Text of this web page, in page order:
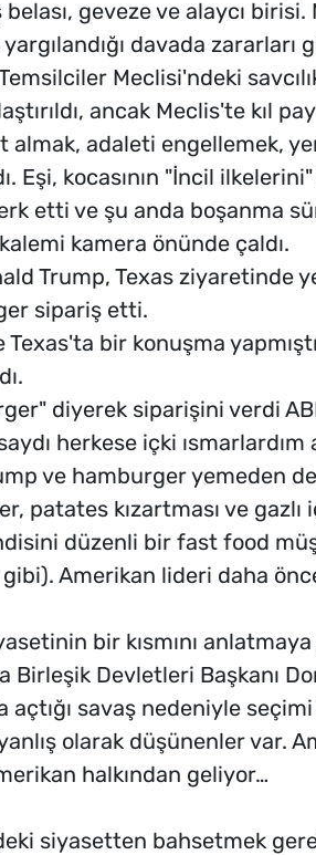
geveze ve alaycı birisi.
yargılandığı davada
Meclisi'ndeki
ancak Meclis'te kıl
almak, adaleti engellemek,
Eşi, kocasının "İncil
etti ve şu anda boşanma
kamera önünde çaldı.
Trump, Texas ziyaretinde
sipariş etti.
bir konuşma
diyerek siparişini verdi
herkese içki
ve hamburger yemeden de
patates kızartması ve
düzenli bir fast food
gibi). Amerikan lideri daha
bir kısmını
Birleşik Devletleri Başkanı
açtığı savaş nedeniyle
olarak düşünenler var.
halkından geliyor…
siyasetten bahsetmek